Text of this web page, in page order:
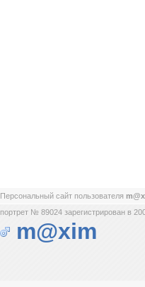
Персональный сайт пользователя
портрет № 89024 зарегистрирован в
m@xim